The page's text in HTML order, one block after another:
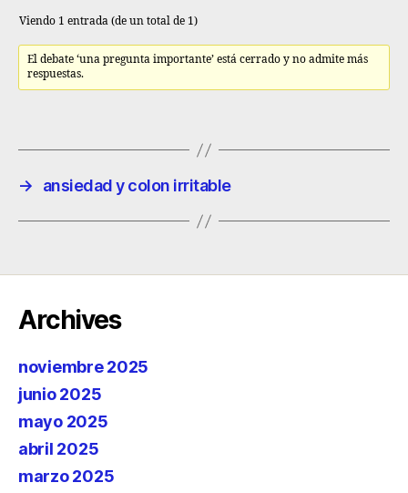
Viendo 1 entrada (de un total de 1)
El debate ‘una pregunta importante’ está cerrado y no admite más
respuestas.
→ ansiedad y colon irritable
Archives
noviembre 2025
junio 2025
mayo 2025
abril 2025
marzo 2025